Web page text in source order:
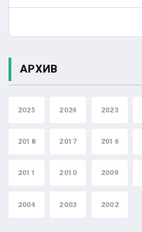
АРХИВ
2025 2024 2023
2018 2017 2016
2011 2010 2009
2004 2003 2002